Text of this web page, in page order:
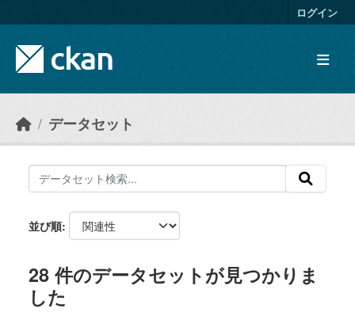
ログイン
データセット
並び順
28 件のデータセットが見つかりま
した